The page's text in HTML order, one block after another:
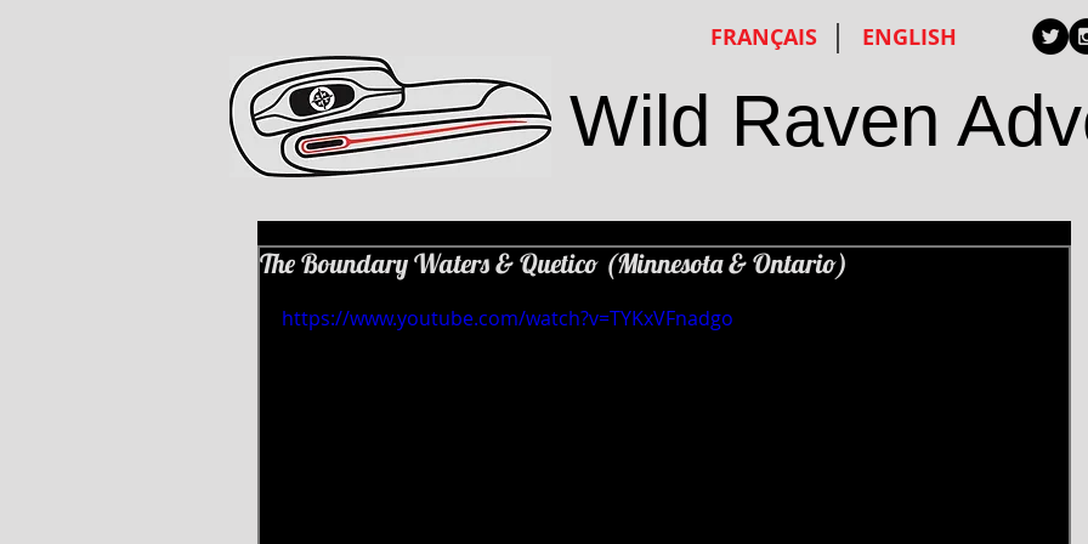
FRANÇAIS ENGLISH
Wild Raven
The Boundary Waters & Quetico (Minnesota & Ontario)
https://www.youtube.com/watch?v=TYKxVFnadgo